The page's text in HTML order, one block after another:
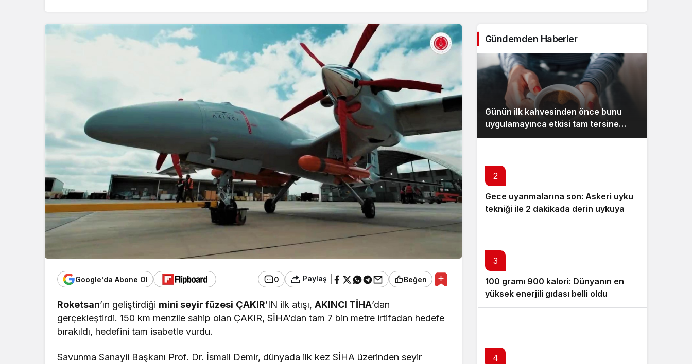
Google'da Abone Ol 0 Paylaş Beğen
Roketsan’ın geliştirdiği mini seyir füzesi ÇAKIR’IN ilk atışı,AKINCI TİHA’dan
gerçekleştirdi. 150 km menzile sahip olan ÇAKIR, SİHA’dan tam 7 bin metre irtifadan hedefe
bırakıldı, hedefini tam isabetle vurdu.
Savunma Sanayii Başkanı Prof. Dr. İsmail Demir, dünyada ilk kez SİHA üzerinden seyir
Gündemden Haberler
Günün ilk kahvesinden önce bunu
uygulamayınca etkisi tam tersine
dönüyor
2
Gece uyanmalarına son: Askeri uyku
tekniği ile 2 dakikada derin uykuya
dalın
3
100 gramı 900 kalori: Dünyanın en
yüksek enerjili gıdası belli oldu
4